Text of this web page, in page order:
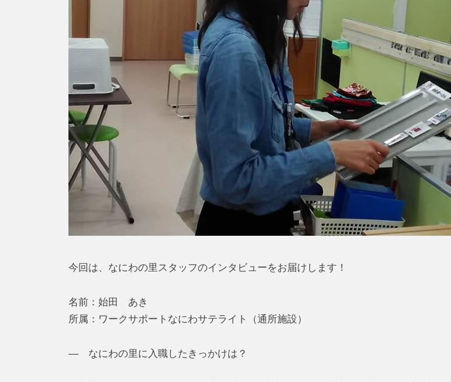
今回は、なにわの里スタッフのインタビューをお届けします！
名前：始田 あき
所属：ワークサポートなにわサテライト（通所施設）
― なにわの里に入職したきっかけは？